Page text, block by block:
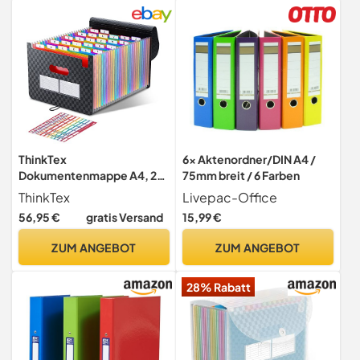
ThinkTex
Dokumentenmappe A4, 26
Taschen Erweitern
Dateiordner Große Raum
Fächermappe Datei
Akkordeon Ordner Tragbar
oder Büro Dokumente
ThinkTex
56,95 € gratis Versand
ZUM ANGEBOT
6x Aktenordner/DIN A4 /
75mm breit / 6 Farben
Livepac-Office
15,99 €
ZUM ANGEBOT
28% Rabatt